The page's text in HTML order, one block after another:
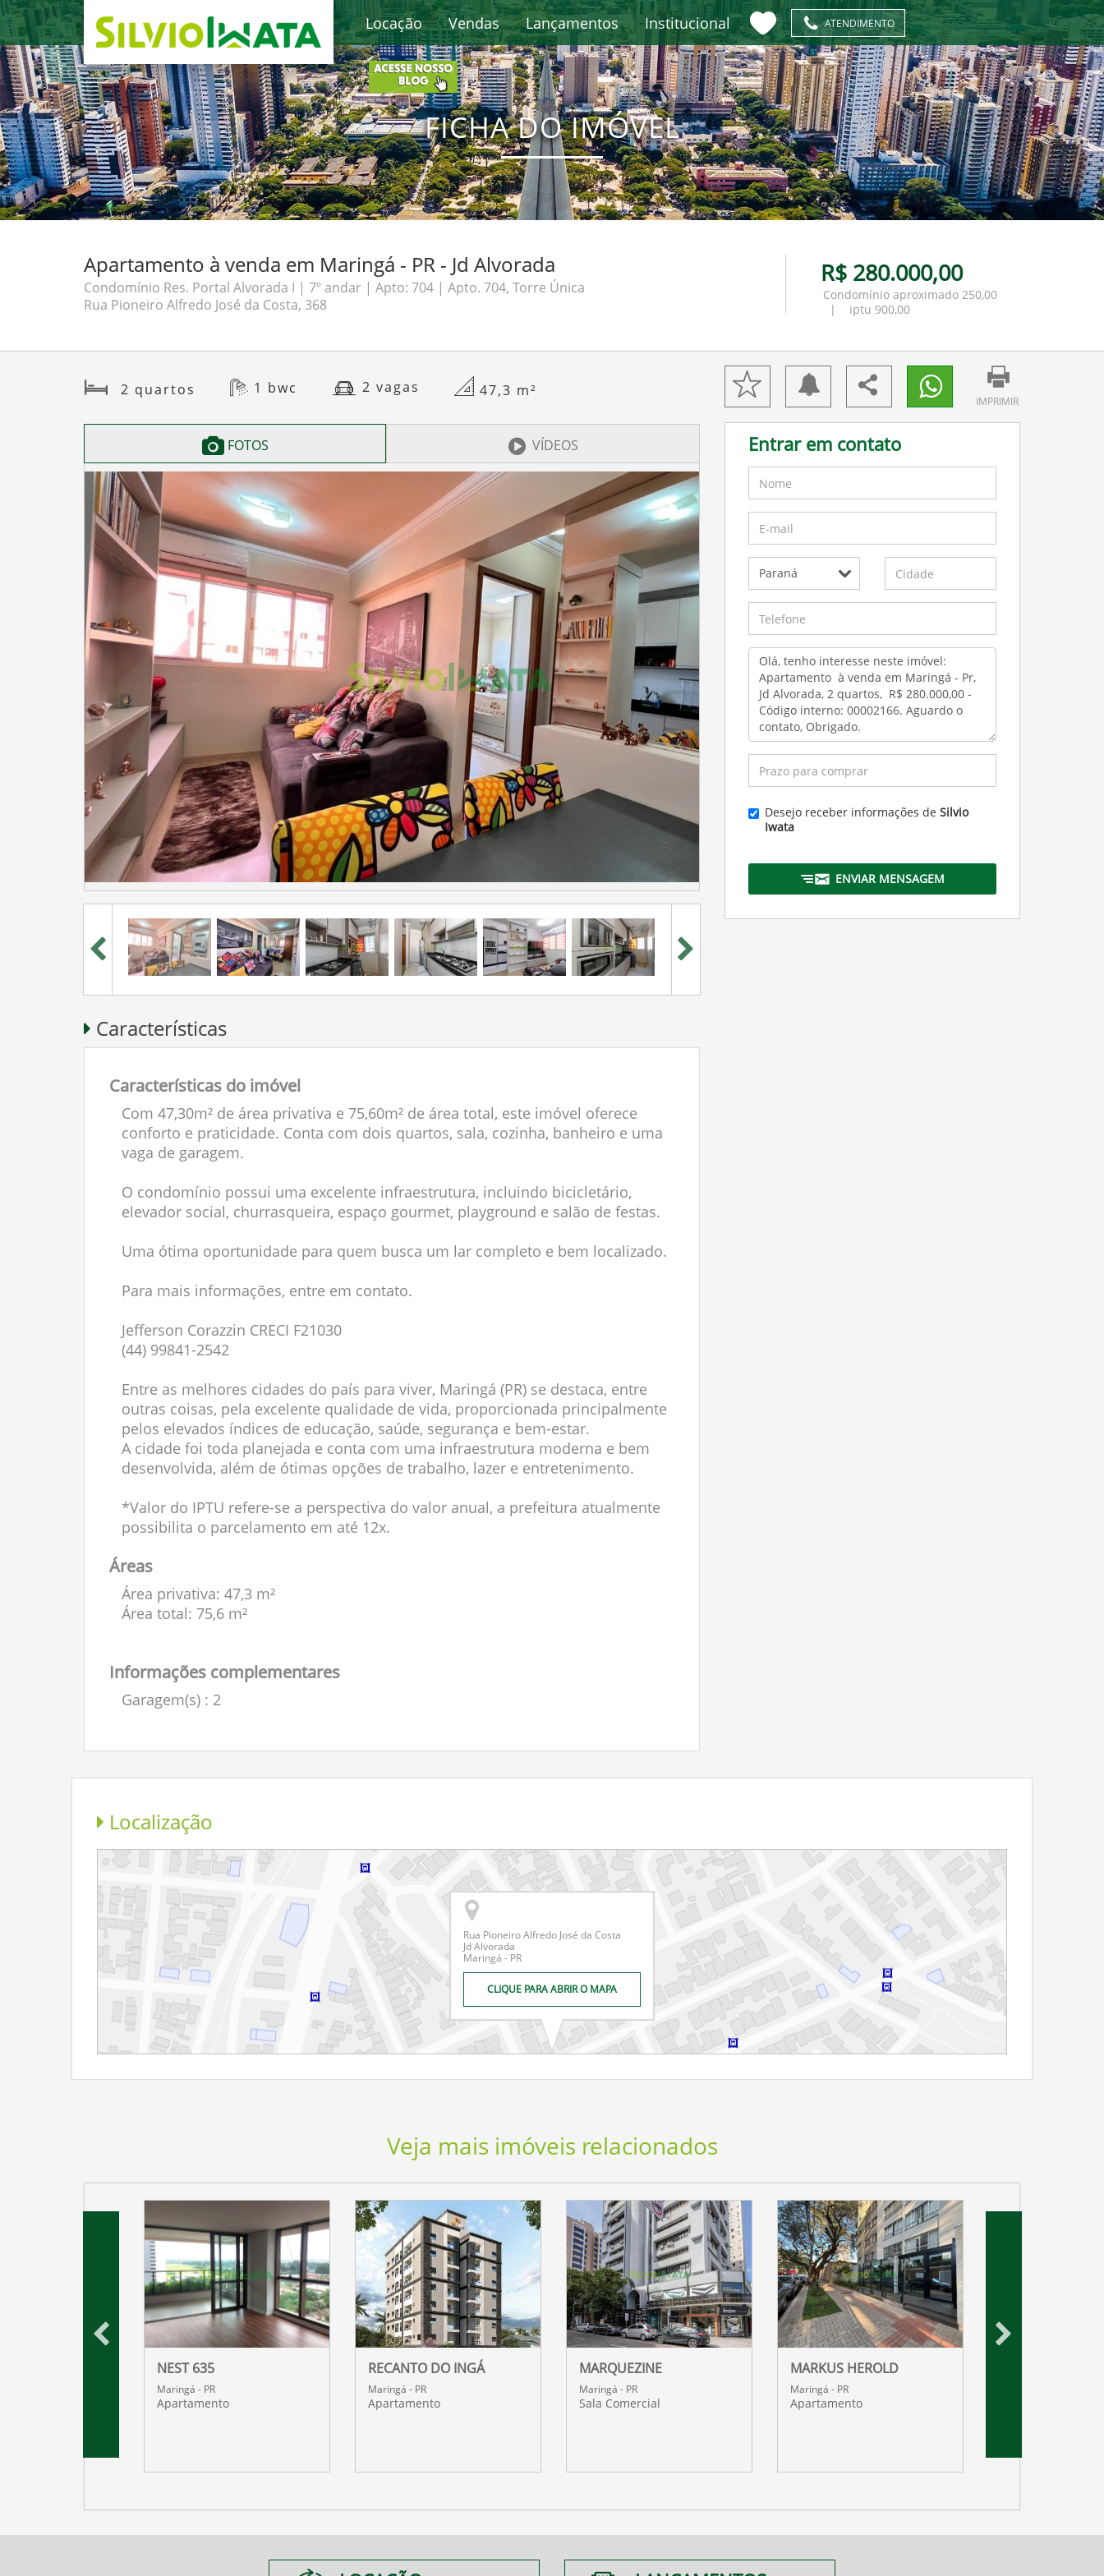
Locação Vendas Lançamentos Institucional ATENDIMENTO
FICHA DO IMÓVEL
Apartamento à venda em Maringá - PR - Jd Alvorada
Condomínio Res. Portal Alvorada I | 7º andar | Apto: 704 | Apto. 704, Torre Única
Rua Pioneiro Alfredo José da Costa, 368
R$ 280.000,00
Condomínio aproximado 250,00
| iptu 900,00
2 quartos 1 bwc 2 vagas 47,3 m²
FOTOS VÍDEOS
IMPRIMIR
Entrar em contato
Desejo receber informações de Silvio
Iwata
ENVIAR MENSAGEM
Características
Características do imóvel
Com 47,30m² de área privativa e 75,60m² de área total, este imóvel oferece
conforto e praticidade. Conta com dois quartos, sala, cozinha, banheiro e uma
vaga de garagem.
O condomínio possui uma excelente infraestrutura, incluindo bicicletário,
elevador social, churrasqueira, espaço gourmet, playground e salão de festas.
Uma ótima oportunidade para quem busca um lar completo e bem localizado.
Para mais informações, entre em contato.
Jefferson Corazzin CRECI F21030
(44) 99841-2542
Entre as melhores cidades do país para viver, Maringá (PR) se destaca, entre
outras coisas, pela excelente qualidade de vida, proporcionada principalmente
pelos elevados índices de educação, saúde, segurança e bem-estar.
A cidade foi toda planejada e conta com uma infraestrutura moderna e bem
desenvolvida, além de ótimas opções de trabalho, lazer e entretenimento.
*Valor do IPTU refere-se a perspectiva do valor anual, a prefeitura atualmente
possibilita o parcelamento em até 12x.
Áreas
Área privativa: 47,3 m²
Área total: 75,6 m²
Informações complementares
Garagem(s) : 2
Localização
Rua Pioneiro Alfredo José da Costa
Jd Alvorada
Maringá - PR
CLIQUE PARA ABRIR O MAPA
Veja mais imóveis relacionados
NEST 635
Maringá - PR
Apartamento
RECANTO DO INGÁ
Maringá - PR
Apartamento
MARQUEZINE
Maringá - PR
Sala Comercial
MARKUS HEROLD
Maringá - PR
Apartamento